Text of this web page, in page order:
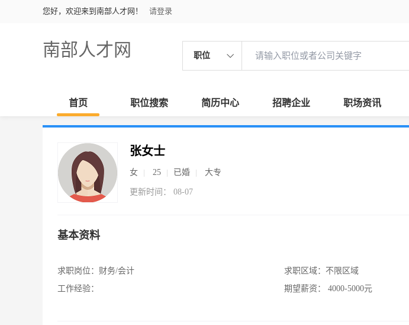
您好，欢迎来到南部人才网！ 请登录
南部人才网 职位
首页 职位搜索 简历中心 招聘企业 职场资讯
张女士
女 25 已婚 大专
更新时间： 08-07
基本资料
求职岗位： 财务/会计
工作经验：
求职区域： 不限区域
期望薪资：
4000-5000元